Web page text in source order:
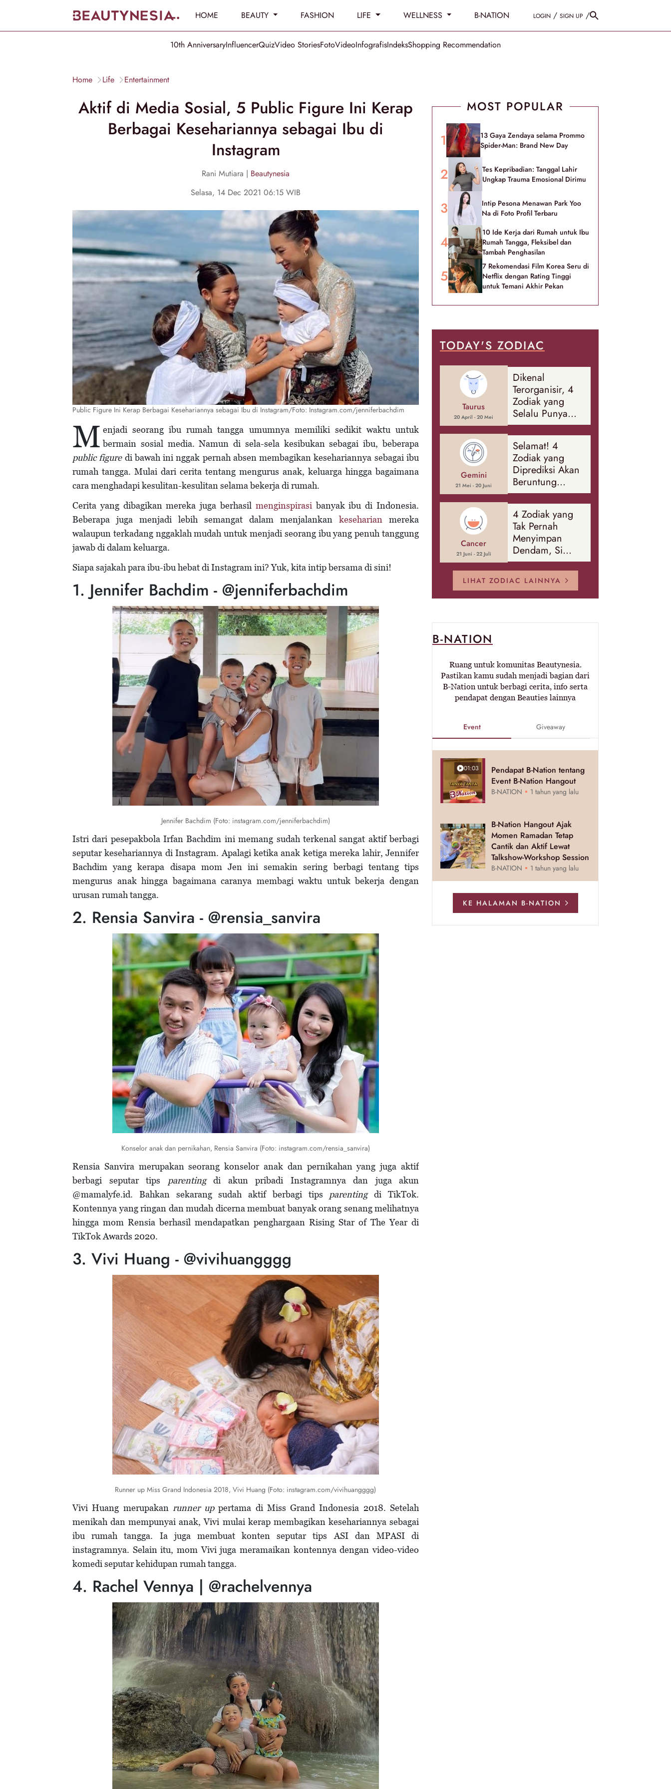
HOME BEAUTY FASHION LIFE WELLNESS B-NATION LOGIN / SIGN UP /
10th AnniversaryInfluencerQuizVideo StoriesFotoVideoInfografisIndeksShopping Recommendation
Home Life Entertainment
Aktif di Media Sosial, 5 Public Figure Ini Kerap
Berbagai Kesehariannya sebagai Ibu di
Instagram
Rani Mutiara | Beautynesia
Selasa, 14 Dec 2021 06:15 WIB
Public Figure Ini Kerap Berbagai Kesehariannya sebagai Ibu di Instagram/Foto: Instagram.com/jenniferbachdim
M enjadi seorang ibu rumah tangga umumnya memiliki sedikit waktu untuk
bermain sosial media. Namun di sela-sela kesibukan sebagai ibu, beberapa
public figuredi bawah ini nggak pernah absen membagikan kesehariannya sebagai ibu
rumah tangga. Mulai dari cerita tentang mengurus anak, keluarga hingga bagaimana
cara menghadapi kesulitan-kesulitan selama bekerja di rumah.
Cerita yang dibagikan mereka juga berhasil menginspirasibanyak ibu di Indonesia.
Beberapa juga menjadi lebih semangat dalam menjalankan keseharian mereka
walaupun terkadang nggaklah mudah untuk menjadi seorang ibu yang penuh tanggung
jawab di dalam keluarga.
Siapa sajakah para ibu-ibu hebat di Instagram ini? Yuk, kita intip bersama di sini!
1. Jennifer Bachdim - @jenniferbachdim
Jennifer Bachdim (Foto: instagram.com/jenniferbachdim)
Istri dari pesepakbola Irfan Bachdim ini memang sudah terkenal sangat aktif berbagi
seputar kesehariannya di Instagram. Apalagi ketika anak ketiga mereka lahir, Jennifer
Bachdim yang kerapa disapa mom Jen ini semakin sering berbagi tentang tips
mengurus anak hingga bagaimana caranya membagi waktu untuk bekerja dengan
urusan rumah tangga.
2. Rensia Sanvira - @rensia_sanvira
Konselor anak dan pernikahan, Rensia Sanvira (Foto: instagram.com/rensia_sanvira)
Rensia Sanvira merupakan seorang konselor anak dan pernikahan yang juga aktif
berbagi seputar tips parentingdi akun pribadi Instagramnya dan juga akun
@mamalyfe.id. Bahkan sekarang sudah aktif berbagi tips parentingdi TikTok.
Kontennya yang ringan dan mudah dicerna membuat banyak orang senang melihatnya
hingga mom Rensia berhasil mendapatkan penghargaan Rising Star of The Year di
TikTok Awards 2020.
3. Vivi Huang - @vivihuangggg
Runner up Miss Grand Indonesia 2018, Vivi Huang (Foto: instagram.com/vivihuangggg)
Vivi Huang merupakan runner uppertama di Miss Grand Indonesia 2018. Setelah
menikah dan mempunyai anak, Vivi mulai kerap membagikan kesehariannya sebagai
ibu rumah tangga. Ia juga membuat konten seputar tips ASI dan MPASI di
instagramnya. Selain itu, mom Vivi juga meramaikan kontennya dengan video-video
komedi seputar kehidupan rumah tangga.
4. Rachel Vennya | @rachelvennya
MOST POPULAR
13 Gaya Zendaya selama Prommo
Spider-Man: Brand New Day
Tes Kepribadian: Tanggal Lahir
Ungkap Trauma Emosional Dirimu
Intip Pesona Menawan Park Yoo
Na di Foto Profil Terbaru
10 Ide Kerja dari Rumah untuk Ibu
Rumah Tangga, Fleksibel dan
Tambah Penghasilan
7 Rekomendasi Film Korea Seru di
Netflix dengan Rating Tinggi
untuk Temani Akhir Pekan
TODAY'S ZODIAC
Taurus
20 April - 20 Mei
Dikenal
Terorganisir, 4
Zodiak yang
Selalu Punya
Rencana
Cadangan Soal
Banyak Hal
Gemini
21 Mei - 20 Juni
Selamat! 4
Zodiak yang
Diprediksi Akan
Beruntung
Sepanjang
Agustus 2026
Cancer
21 Juni - 22 Juli
4 Zodiak yang
Tak Pernah
Menyimpan
Dendam, Si
Paling Mudah
Memaafkan!
LIHAT ZODIAC LAINNYA
B-NATION
Ruang untuk komunitas Beautynesia.
Pastikan kamu sudah menjadi bagian dari
B-Nation untuk berbagi cerita, info serta
pendapat dengan Beauties lainnya
Event Giveaway
01:03
Pendapat B-Nation tentang
Event B-Nation Hangout
B-NATION 1 tahun yang lalu
B-Nation Hangout Ajak
Momen Ramadan Tetap
Cantik dan Aktif Lewat
Talkshow-Workshop Session
B-NATION 1 tahun yang lalu
KE HALAMAN B-NATION